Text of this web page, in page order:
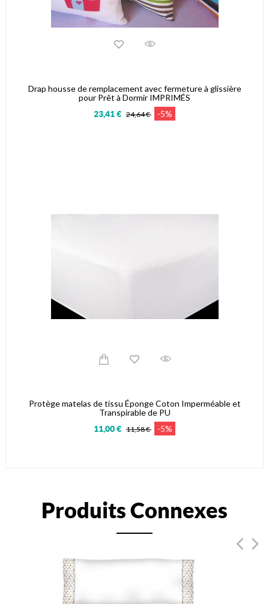
Drap housse de remplacement avec fermeture à glissière
pour Prêt à Dormir IMPRIMÉS
23,41 € 24,64 € -5%
Protège matelas de tissu Éponge Coton Imperméable et
Transpirable de PU
11,00 € 11,58 € -5%
Produits Connexes